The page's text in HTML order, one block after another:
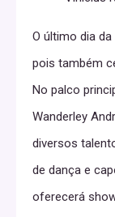
O último dia
pois também
No palco
Wanderley
diversos
de dança e
oferecerá